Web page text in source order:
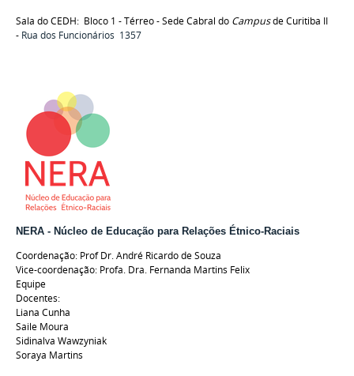
Sala do CEDH: Bloco 1 - Térreo - Sede Cabral do Campusde Curitiba II
- Rua dos Funcionários 1357
NERA - Núcleo de Educação para Relações Étnico-Raciais
Coordenação: Prof Dr. André Ricardo de Souza
Vice-coordenação: Profa. Dra. Fernanda Martins Felix
Equipe
Docentes:
Liana Cunha
Saile Moura
Sidinalva Wawzyniak
Soraya Martins